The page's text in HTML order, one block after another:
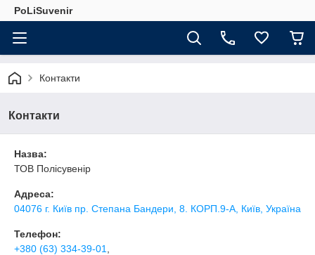
PoLiSuvenir
Контакти
Контакти
Назва:
ТОВ Полісувенір
Адреса:
04076 г. Київ пр. Степана Бандери, 8. КОРП.9-А, Київ, Україна
Телефон:
+380 (63) 334-39-01